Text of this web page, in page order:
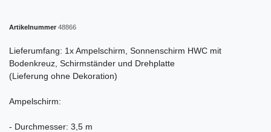
Artikelnummer 48866
Lieferumfang: 1x Ampelschirm, Sonnenschirm HWC mit
Bodenkreuz, Schirmständer und Drehplatte
(Lieferung ohne Dekoration)
Ampelschirm:
- Durchmesser: 3,5 m